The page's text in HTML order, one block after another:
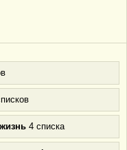
4 списка